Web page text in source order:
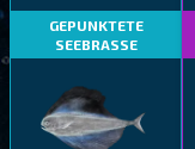
GEPUNKTETE
SEEBRASSE